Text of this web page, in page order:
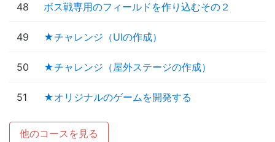
48 ボス戦専用のフィールドを作り込むその２
49 ★チャレンジ（UIの作成）
50 ★チャレンジ（屋外ステージの作成）
51 ★オリジナルのゲームを開発する
他のコースを見る